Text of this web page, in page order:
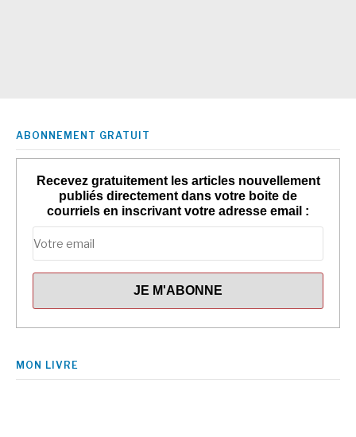
ABONNEMENT GRATUIT
Recevez gratuitement les articles nouvellement
publiés directement dans votre boite de
courriels en inscrivant votre adresse email :
MON LIVRE